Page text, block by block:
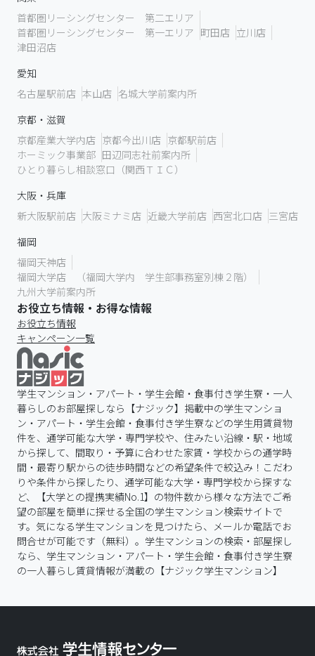
首都圏リーシングセンター 第二エリア
首都圏リーシングセンター 第一エリア 町田店 立川店
津田沼店
愛知
名古屋駅前店 本山店 名城大学前案内所
京都・滋賀
京都産業大学内店 京都今出川店 京都駅前店
ホーミック事業部 田辺同志社前案内所
ひとり暮らし相談窓口（関西ＴＩＣ）
大阪・兵庫
新大阪駅前店 大阪ミナミ店 近畿大学前店 西宮北口店 三宮店
福岡
福岡天神店
福岡大学店 （福岡大学内 学生部事務室別棟２階）
九州大学前案内所
お役立ち情報・お得な情報
お役立ち情報
キャンペーン一覧
学生マンション・アパート・学生会館・食事付き学生寮・一人
暮らしのお部屋探しなら【ナジック】掲載中の学生マンショ
ン・アパート・学生会館・食事付き学生寮などの学生用賃貸物
件を、通学可能な大学・専門学校や、住みたい沿線・駅・地域
から探して、間取り・予算に合わせた家賃・学校からの通学時
間・最寄り駅からの徒歩時間などの希望条件で絞込み！こだわ
りや条件から探したり、通学可能な大学・専門学校から探すな
ど、【大学との提携実績No.1】の物件数から様々な方法でご希
望の部屋を簡単に探せる全国の学生マンション検索サイトで
す。気になる学生マンションを見つけたら、メールか電話でお
問合せが可能です（無料）。学生マンションの検索・部屋探し
なら、学生マンション・アパート・学生会館・食事付き学生寮
の一人暮らし賃貸情報が満載の【ナジック学生マンション】